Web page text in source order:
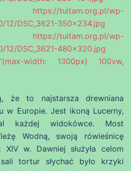
tuitam.org.pl/wp-
DSC_3621-350×234.jpg
tuitam.org.pl/wp-
DSC_3621-480×320.jpg
width: 1300px) 100vw,
że to najstarsza drewniana
w Europie. Jest ikoną Lucerny,
każdej widokówce. Most
Wodną, swoją rówieśnicę
w. Dawniej służyła celom
tortur słychać było krzyki